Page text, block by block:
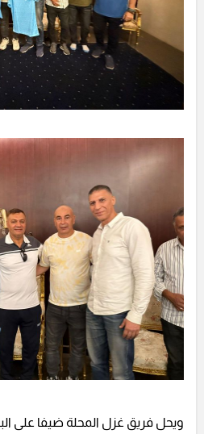
ويحل فريق غزل المحلة ضيفا على